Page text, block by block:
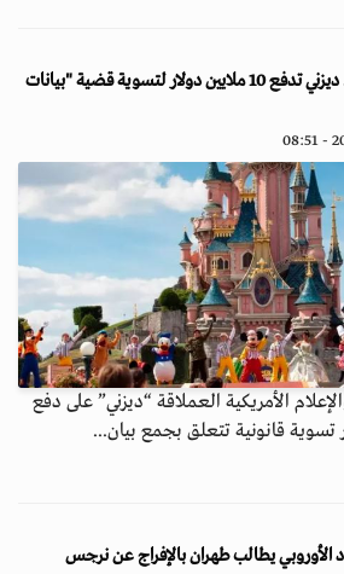
تتعلق بانتهاك الخصوصية.. ديزني تدفع 10 ملايين دولار لتسوية قضية "بيانات
الأمريكية العملاقة “ديزني” على دفع
تسوية قانونية تتعلق بجمع بيان...
الأوروبي يطالب طهران بالإفراج عن نرجس